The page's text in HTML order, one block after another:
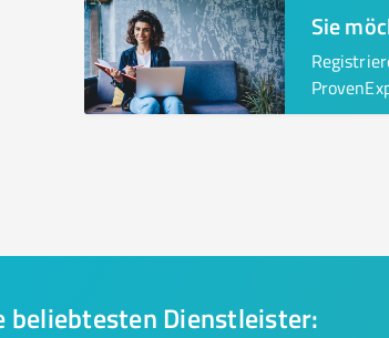
Sie
beliebtesten Dienstleister: